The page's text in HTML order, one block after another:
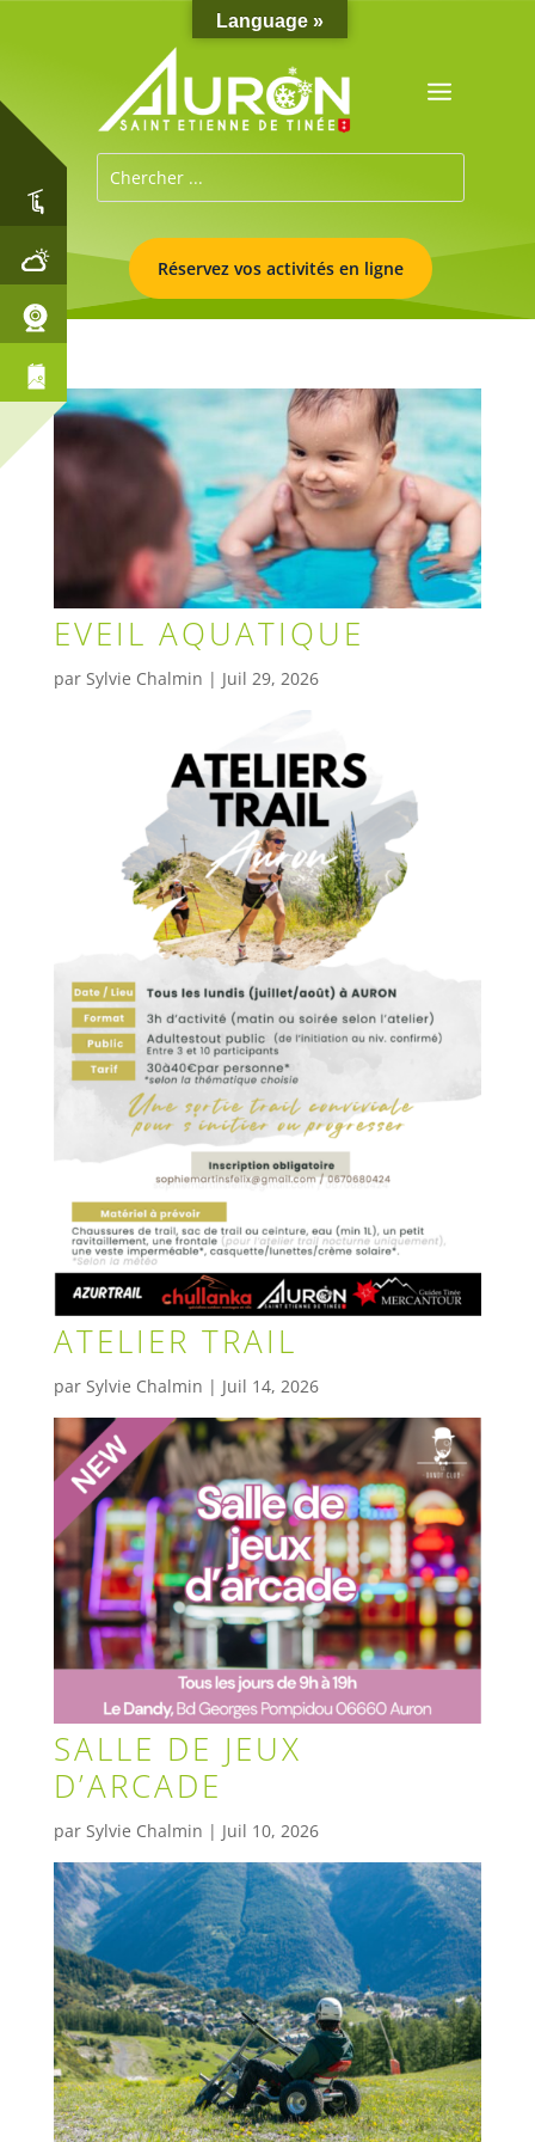
Réservez vos activités en ligne
EVEIL AQUATIQUE
par Sylvie Chalmin | Juil 29, 2026
ATELIER TRAIL
par Sylvie Chalmin | Juil 14, 2026
SALLE DE JEUX
D’ARCADE
par Sylvie Chalmin | Juil 10, 2026
Language »